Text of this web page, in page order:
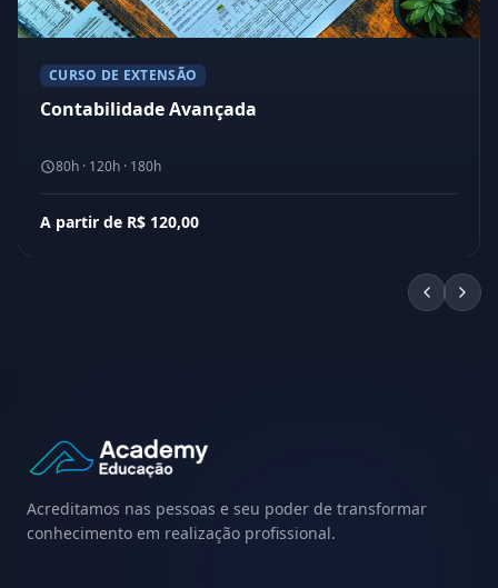
CURSO DE EXTENSÃO
Contabilidade Avançada
80h · 120h · 180h
A partir de R$ 120,00
Acreditamos nas pessoas e seu poder de transformar
conhecimento em realização profissional.